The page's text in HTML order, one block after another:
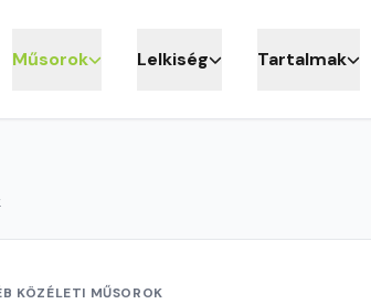
Műsorok Lelkiség Tartalmak
KÖZÉLETI MŰSOROK